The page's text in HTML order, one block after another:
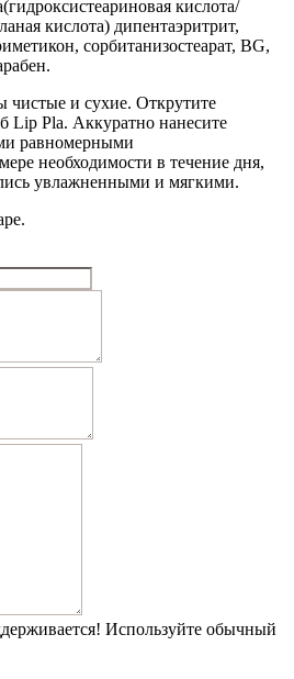
кислота/
кислота) дипентаэритрит,
сорбитанизостеарат, BG,
чистые и сухие. Открутите
Lip Pla. Аккуратно нанесите
равномерными
необходимости в течение дня,
увлажненными и мягкими.
Используйте обычный